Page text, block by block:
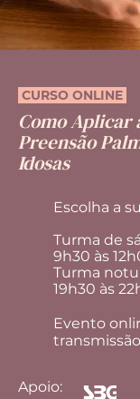
CURSO ONLINE
Como Aplicar
Preensão
Idosas
Escolha a
Turma de
9h30 às
Turma
19h30 às
Evento
Apoio: